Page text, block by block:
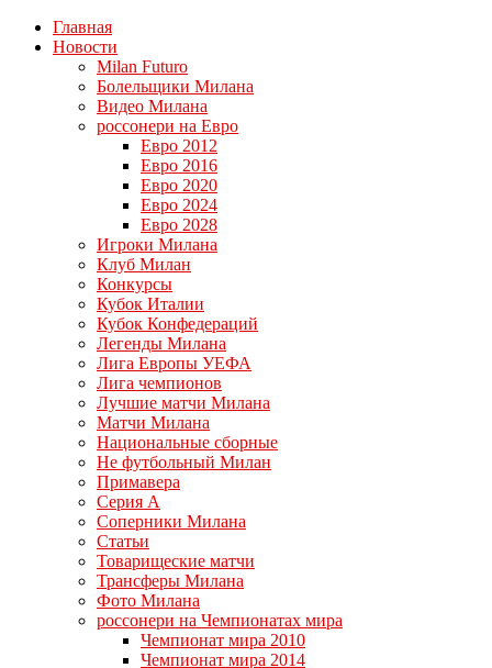
Главная
Новости
Milan Futuro
Болельщики Милана
Видео Милана
россонери на Евро
Евро 2012
Евро 2016
Евро 2020
Евро 2024
Евро 2028
Игроки Милана
Клуб Милан
Конкурсы
Кубок Италии
Кубок Конфедераций
Легенды Милана
Лига Европы УЕФА
Лига чемпионов
Лучшие матчи Милана
Матчи Милана
Национальные сборные
Не футбольный Милан
Примавера
Серия А
Соперники Милана
Статьи
Товарищеские матчи
Трансферы Милана
Фото Милана
россонери на Чемпионатах мира
Чемпионат мира 2010
Чемпионат мира 2014